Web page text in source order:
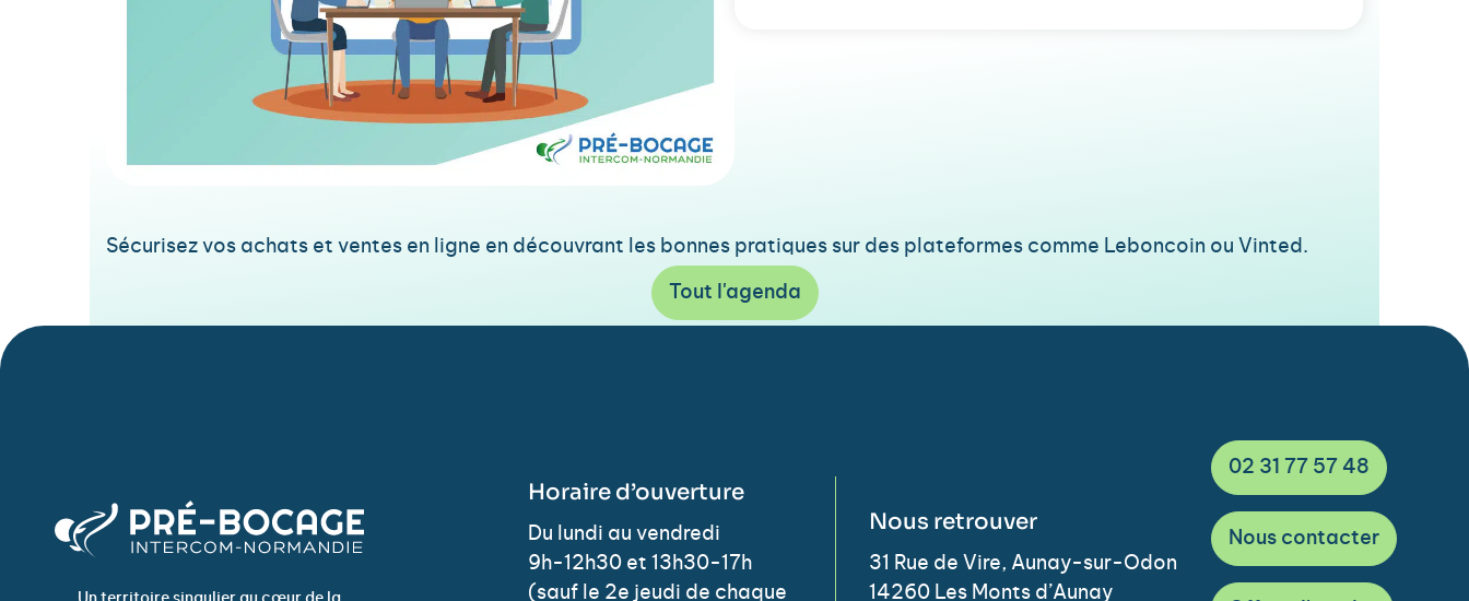
Sécurisez vos achats et ventes en ligne en découvrant les bonnes pratiques sur des plateformes comme Leboncoin ou Vinted.
Tout l'agenda
Horaire d’ouverture
Du lundi au vendredi
9h-12h30 et 13h30-17h
(sauf le 2e jeudi de chaque
Nous retrouver
31 Rue de Vire, Aunay-sur-Odon
14260 Les Monts d’Aunay
02 31 77 57 48
Nous contacter